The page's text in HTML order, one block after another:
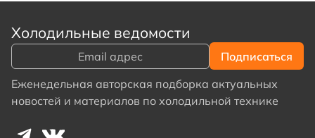
Холодильные ведомости
Еженедельная авторская подборка актуальных
новостей и материалов по холодильной технике